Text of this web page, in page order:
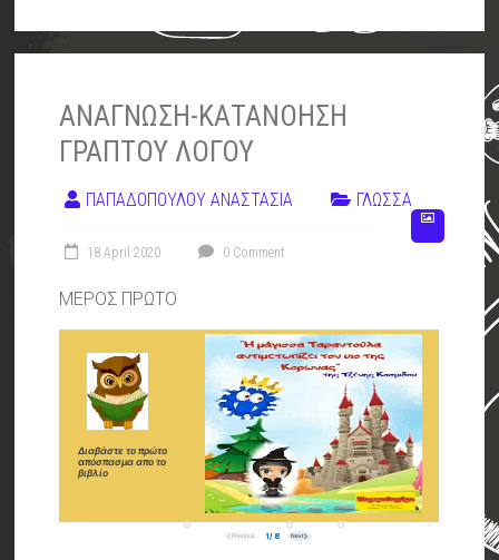
ΑΝΑΓΝΩΣΗ-ΚΑΤΑΝΟΗΣΗ
ΓΡΑΠΤΟΥ ΛΟΓΟΥ
ΠΑΠΑΔΟΠΟΥΛΟΥ ΑΝΑΣΤΑΣΙΑ ΓΛΩΣΣΑ
18 April 2020 0 Comment
ΜΕΡΟΣ ΠΡΩΤΟ